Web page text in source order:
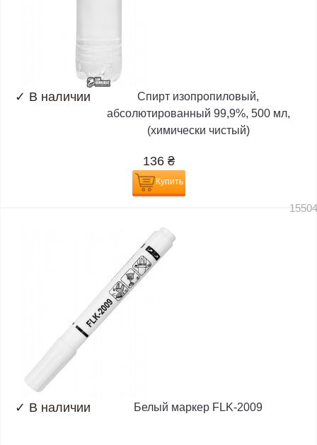
✓ В наличии
Спирт изопропиловый,
абсолютированный 99,9%, 500 мл,
(химически чистый)
136 ₴
Купить
✓ В наличии Белый маркер FLK-2009